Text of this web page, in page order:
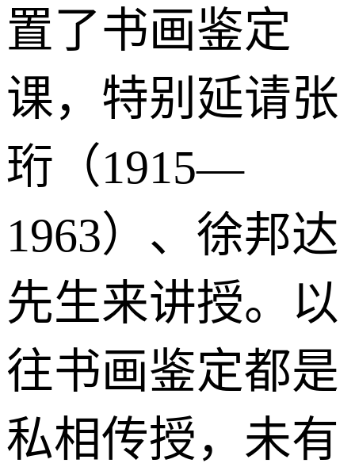
置了书画鉴定
课，特别延请张
珩（1915—
1963）、徐邦达
先生来讲授。以
往书画鉴定都是
私相传授，未有